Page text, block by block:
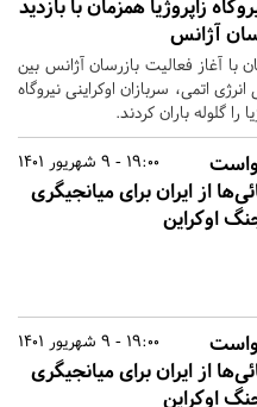
زاپروژیا همزمان با بازدید
آژانس
با آغاز فعالیت بازرسان آژانس بین
انرژی اتمی، سربازان اوکراینی نیروگاه
را گلوله باران کردند.
19:00 - 9 شهریور 1401
از ایران برای میانجیگری
اوکراین
19:00 - 9 شهریور 1401
از ایران برای میانجیگری
اوکراین